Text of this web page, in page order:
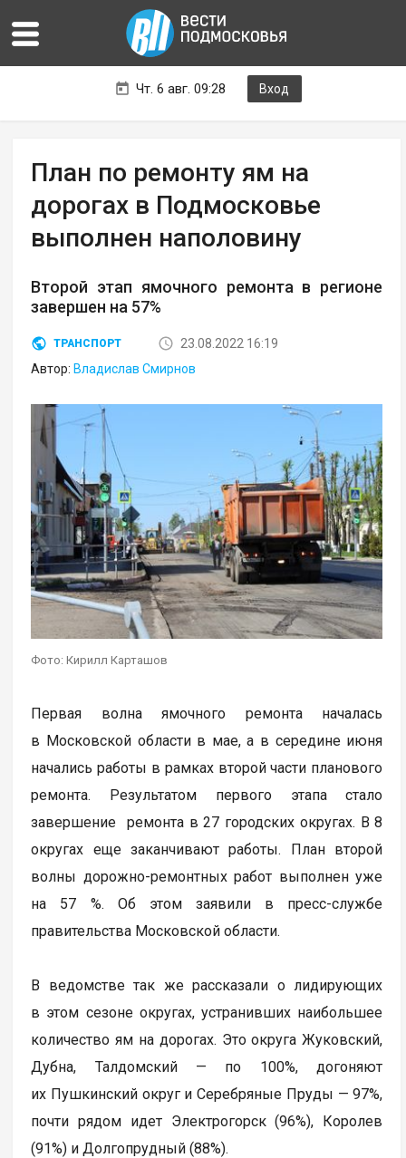
Чт. 6 авг. 09:28 Вход
План по ремонту ям на
дорогах в Подмосковье
выполнен наполовину
Второй этап ямочного ремонта в регионе
завершен на 57%
ТРАНСПОРТ
23.08.2022 16:19
Автор: Владислав Смирнов
Фото: Кирилл Карташов
Первая волна ямочного ремонта началась
в Московской области в мае, а в середине июня
начались работы в рамках второй части планового
ремонта. Результатом первого этапа стало
завершение ремонта в 27 городских округах. В 8
округах еще заканчивают работы. План второй
волны дорожно-ремонтных работ выполнен уже
на 57 %. Об этом заявили в пресс-службе
правительства Московской области.
В ведомстве так же рассказали о лидирующих
в этом сезоне округах, устранивших наибольшее
количество ям на дорогах. Это округа Жуковский,
Дубна, Талдомский — по 100%, догоняют
их Пушкинский округ и Серебряные Пруды — 97%,
почти рядом идет Электрогорск (96%), Королев
(91%) и Долгопрудный (88%).